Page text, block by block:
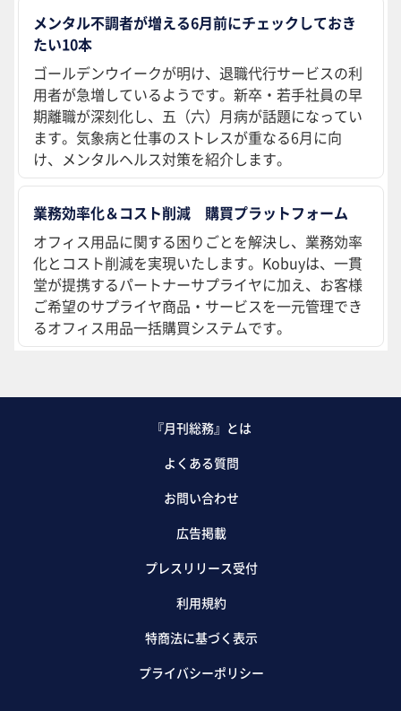
メンタル不調者が増える6月前にチェックしておき
たい10本
ゴールデンウイークが明け、退職代行サービスの利
用者が急増しているようです。新卒・若手社員の早
期離職が深刻化し、五（六）月病が話題になってい
ます。気象病と仕事のストレスが重なる6月に向
け、メンタルヘルス対策を紹介します。
業務効率化＆コスト削減 購買プラットフォーム
オフィス用品に関する困りごとを解決し、業務効率
化とコスト削減を実現いたします。Kobuyは、一貫
堂が提携するパートナーサプライヤに加え、お客様
ご希望のサプライヤ商品・サービスを一元管理でき
るオフィス用品一括購買システムです。
『月刊総務』とは
よくある質問
お問い合わせ
広告掲載
プレスリリース受付
利用規約
特商法に基づく表示
プライバシーポリシー